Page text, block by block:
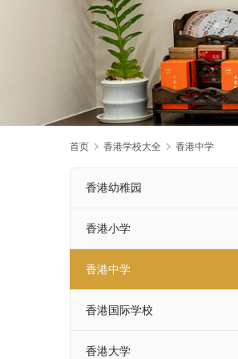
首页 香港学校大全 香港中学
香港幼稚园
香港小学
香港中学
香港国际学校
香港大学